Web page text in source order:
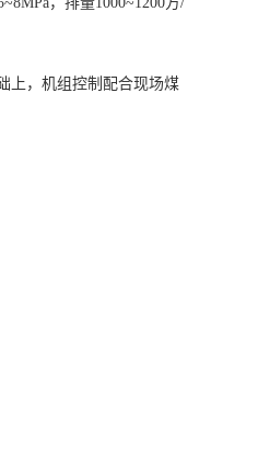
上，机组控制配合现场煤